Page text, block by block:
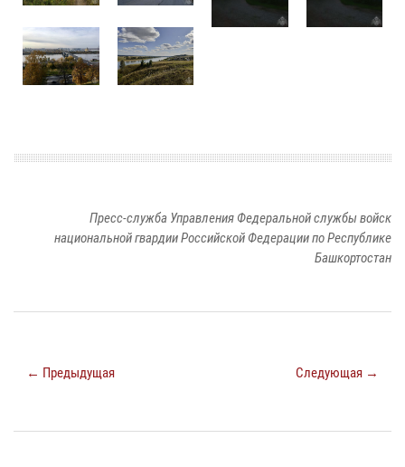
Пресс-служба Управления Федеральной службы войск
национальной гвардии Российской Федерации по Республике
Башкортостан
← Предыдущая Следующая →